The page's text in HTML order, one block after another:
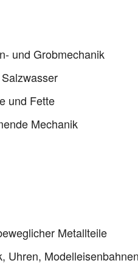
und Grobmechanik
und Fette
Mechanik
Metallteile
Uhren,